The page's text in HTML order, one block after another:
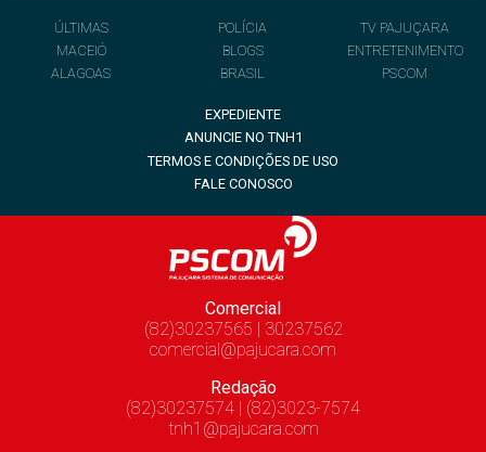
ÚLTIMAS
MACEIÓ
ALAGOAS
POLÍCIA
BLOGS
BRASIL
TV PAJUÇARA
ENTRETENIMENTO
PSCOM
EXPEDIENTE
ANUNCIE NO TNH1
TERMOS E CONDIÇÕES DE USO
FALE CONOSCO
Comercial
(82)30237565 | 30237562
comercial@pajucara.com
Redação
(82)30237574 | (82)3023-7574
tnh1@pajucara.com